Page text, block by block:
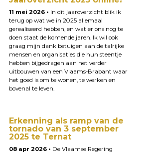
11 mei 2026 • In dit jaaroverzicht blik ik
terug op wat we in 2025 allemaal
gerealiseerd hebben, en wat er ons nog te
doen staat de komende jaren. Ik wil ook
graag mijn dank betuigen aan de talrijke
mensen en organisaties die hun steentje
hebben bijgedragen aan het verder
uitbouwen van een Vlaams-Brabant waar
het goed is om te wonen, te werken en
bovenal te leven.
Erkenning als ramp van de
tornado van 3 september
2025 te Ternat
08 apr 2026 • De Vlaamse Regering